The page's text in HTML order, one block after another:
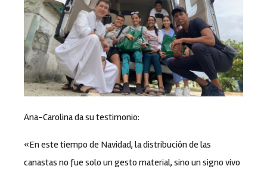
Ana-Carolina da su testimonio:
«En este tiempo de Navidad, la distribución de las
canastas no fue solo un gesto material, sino un signo vivo